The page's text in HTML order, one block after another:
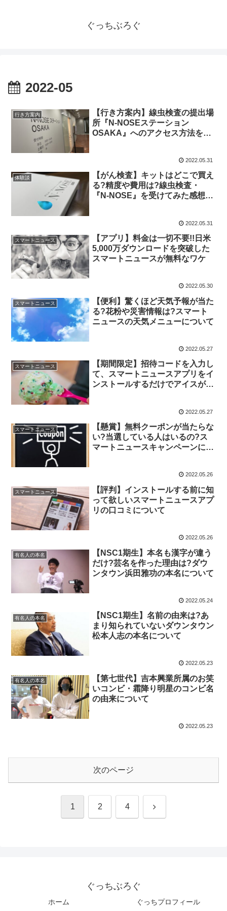
ぐっちぶろぐ
2022-05
行き方案内
【行き方案内】線虫検査の提出場
所『N-NOSEステーション
OSAKA』へのアクセス方法をご
2022.05.31
体験談
【がん検査】キットはどこで買え
る?精度や費用は?線虫検査・
『N-NOSE』を受けてみた感想
2022.05.31
スマートニュース
【アプリ】料金は一切不要!!日米
5,000万ダウンロードを突破した
スマートニュースが無料なワケ
2022.05.30
スマートニュース
【便利】驚くほど天気予報が当た
る?花粉や災害情報は?スマート
ニュースの天気メニューについて
2022.05.27
スマートニュース
【期間限定】招待コードを入力し
て、スマートニュースアプリをイ
ンストールするだけでアイスが無
2022.05.27
スマートニュース
【懸賞】無料クーポンが当たらな
い?当選している人はいるの?ス
マートニュースキャンペーンにつ
2022.05.26
スマートニュース
【評判】インストールする前に知
って欲しいスマートニュースアプ
リの口コミについて
2022.05.26
有名人の本名
【NSC1期生】本名も漢字が違う
だけ?芸名を作った理由は?ダウ
ンタウン浜田雅功の本名について
2022.05.24
有名人の本名
【NSC1期生】名前の由来は?あ
まり知られていないダウンタウン
松本人志の本名について
2022.05.23
有名人の本名
【第七世代】吉本興業所属のお笑
いコンビ・霜降り明星のコンビ名
の由来について
2022.05.23
次のページ
1 2 4
ぐっちぶろぐ
ホーム ぐっちプロフィール